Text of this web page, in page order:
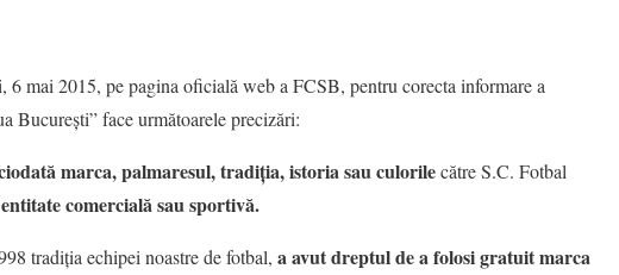
mai 2015, pe pagina oficială web a FCSB, pentru corecta informare a
București” face următoarele precizări:
marca, palmaresul, tradiția, istoria sau culorilecătre S.C. Fotbal
comercială sau sportivă.
tradiția echipei noastre de fotbal, a avut dreptul de a folosi gratuit marca